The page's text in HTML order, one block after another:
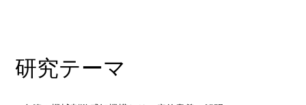
研究テーマ